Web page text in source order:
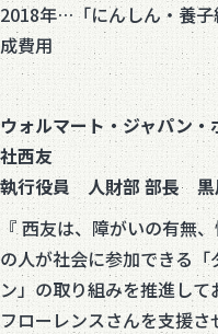
2018年…「にんしん・養
成費用
ウォルマート・ジャパン
社西友
執行役員 人財部 部長 黒
『 西友は、障がいの有無
の人が社会に参加できる
ン」の取り組みを推進し
フローレンスさんを支援